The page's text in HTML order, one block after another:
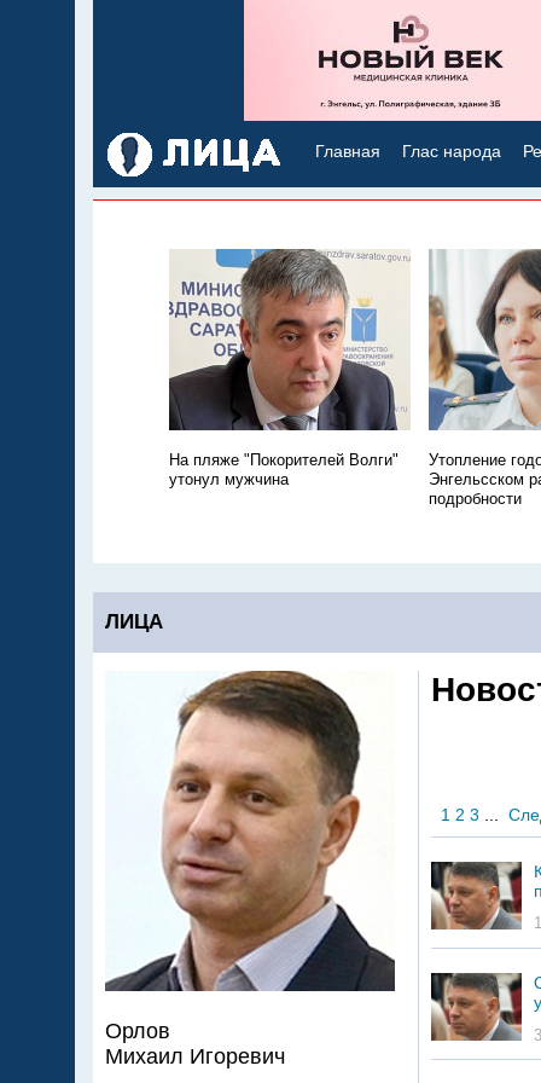
Главная Глас народа
На пляже "Покорителей Волги"
утонул мужчина
Утопление
Энгельсском
подробности
ЛИЦА
1 2 3
Орлов
Михаил Игоревич